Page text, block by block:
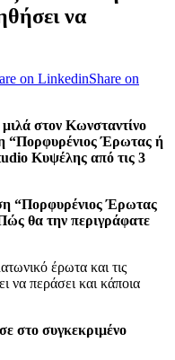
να
on LinkedinShare on
στον Κωνσταντίνο
“Πορφυρένιος Έρωτας ή
Κυψέλης από τις 3
“Πορφυρένιος Έρωτας
θα την περιγράφατε
έρωτα και τις
να περάσει και κάποια
στο συγκεκριμένο